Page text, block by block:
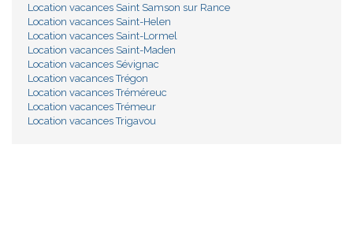
Location vacances Saint Samson sur Rance
Location vacances Saint-Helen
Location vacances Saint-Lormel
Location vacances Saint-Maden
Location vacances Sévignac
Location vacances Trégon
Location vacances Tréméreuc
Location vacances Trémeur
Location vacances Trigavou